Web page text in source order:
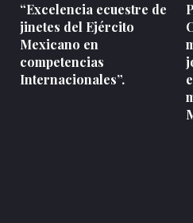
“Excelencia ecuestre de
jinetes del Ejército
Mexicano en
competencias
Internacionales”.